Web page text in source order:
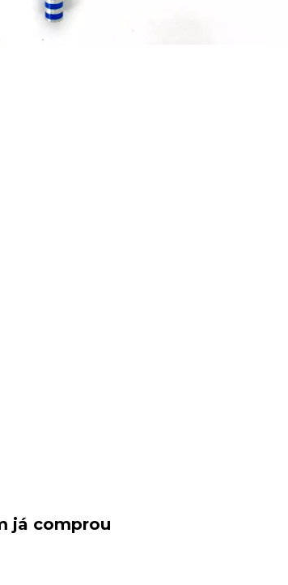
já comprou